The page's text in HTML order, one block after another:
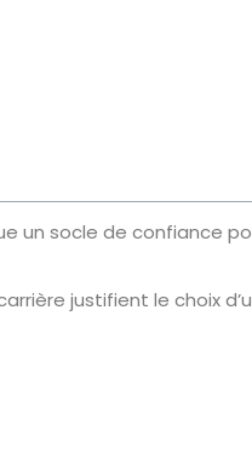
un socle de confiance
justifient le choix